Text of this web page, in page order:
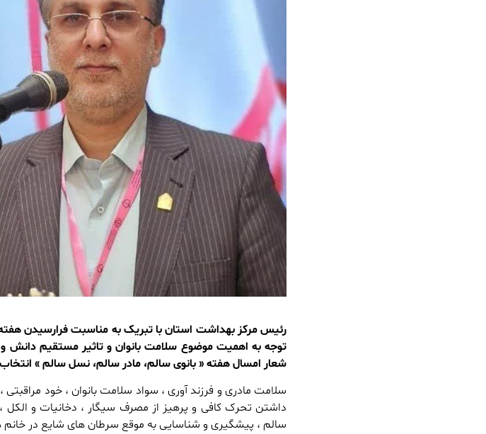
رئیس مرکز بهداشت استان با تبریک به مناسبت فرارسیدن
توجه به اهمیت موضوع سلامت بانوان و تاثیر مستقیم دانش و
شعار امسال هفته « بانوی سالم، مادر سالم، نسل سالم »
سلامت مادری و فرزند آوری ، سواد سلامت بانوان ، خود
داشتن تحرک کافی و پرهیز از مصرف سیگار ، دخانیات و
سالم ، پیشگیری و شناسایی به موقع سرطان های شایع در